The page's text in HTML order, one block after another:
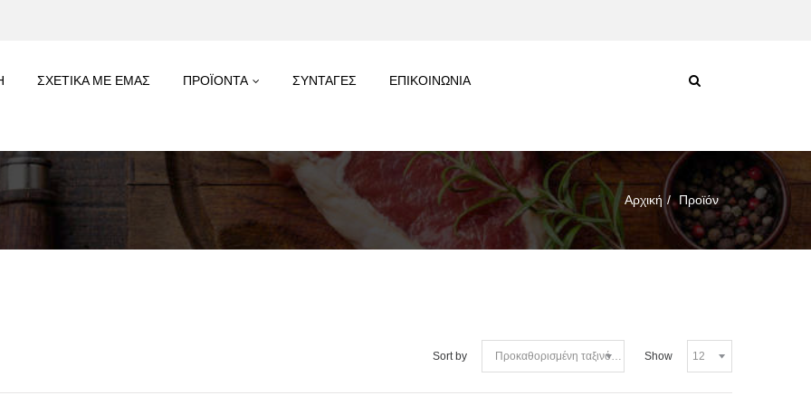
ΣΧΕΤΙΚΑ ΜΕ ΕΜΑΣ ΠΡΟΪΟΝΤΑ ΣΥΝΤΑΓΕΣ ΕΠΙΚΟΙΝΩΝΙΑ
Αρχική Προϊόν
Sort by Show